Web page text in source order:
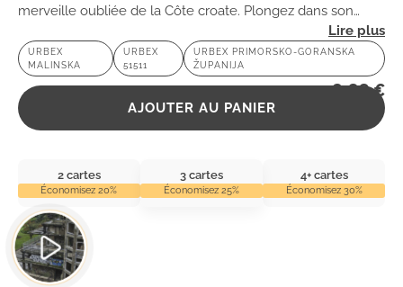
merveille oubliée de la Côte croate. Plongez dans son
atmosphère nostalgique et admirez son architecture
majestueuse en ruine.
URBEX
MALINSKA
URBEX
51511
URBEX PRIMORSKO-GORANSKA
ŽUPANIJA
2,99€
AJOUTER AU PANIER
2 cartes
Économisez 20%
3 cartes
Économisez 25%
4+ cartes
Économisez 30%